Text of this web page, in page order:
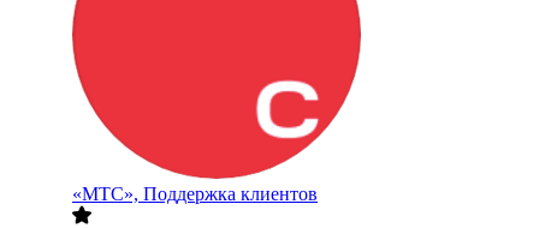
«МТС», Поддержка клиентов